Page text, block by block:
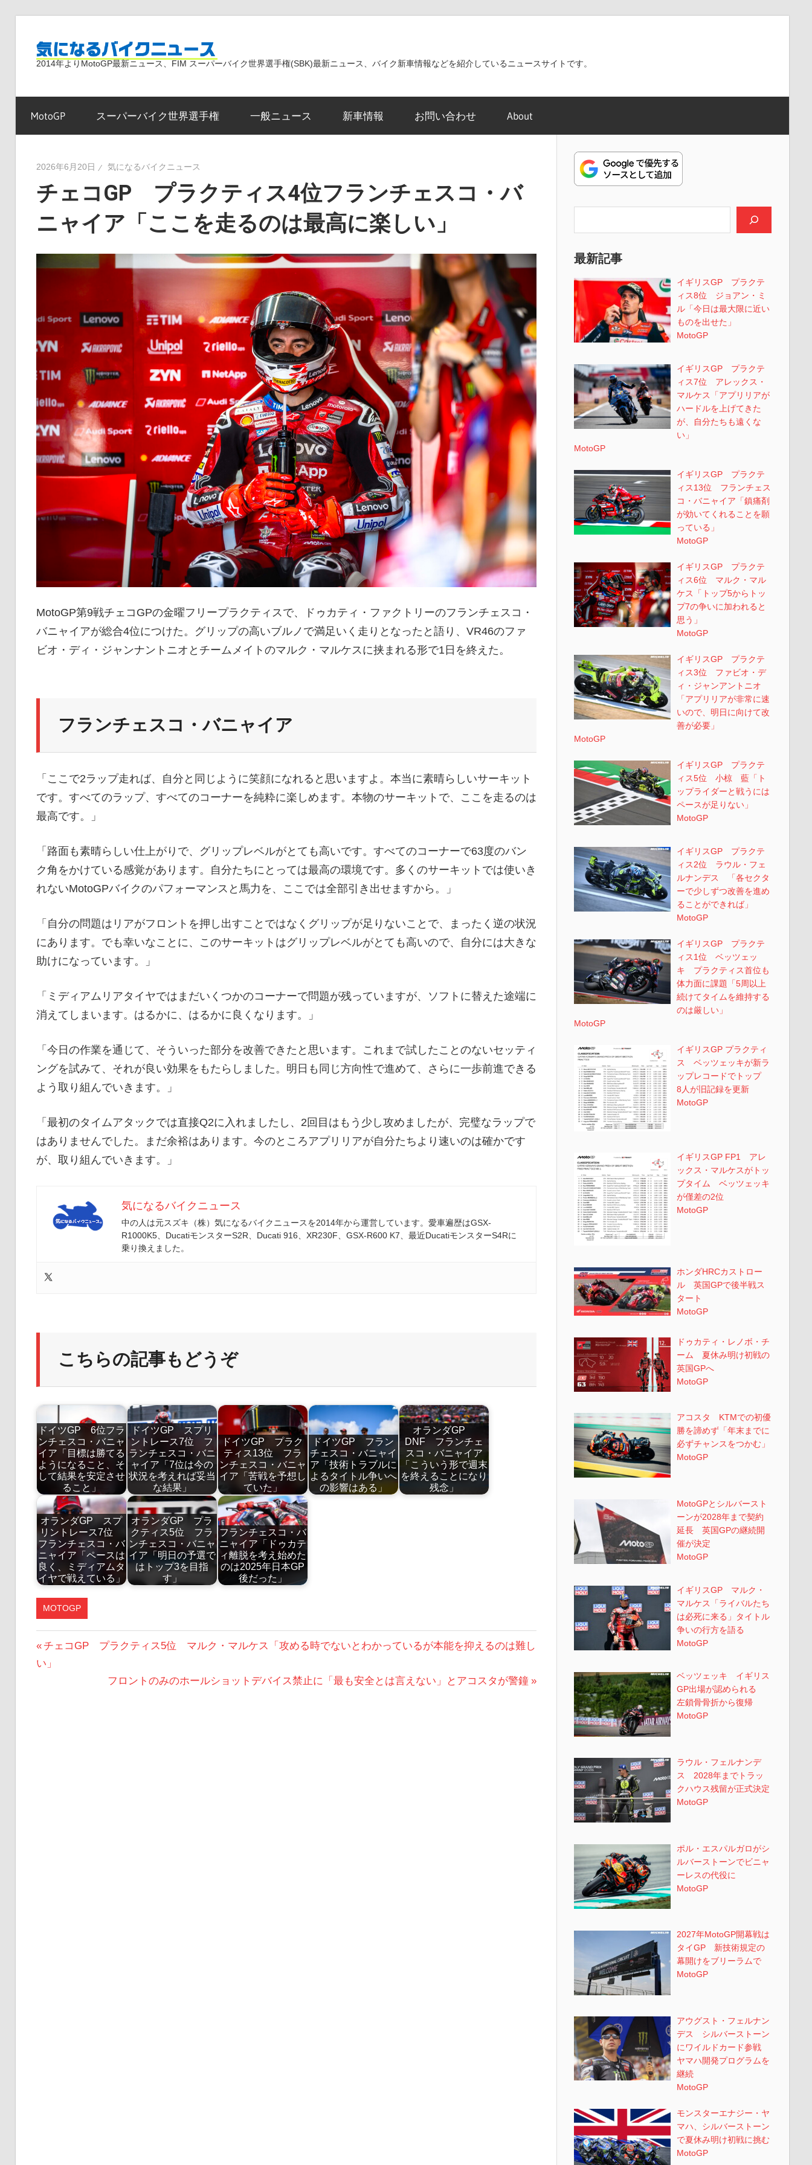
気
に
る
バ
イ
ク
ニ
ュ
ー
ス
2014年よりMotoGP最新ニュース、FIM スーパーバイク世界選手権(SBK)最新ニュース、バイク新車情報などを紹介しているニュースサイトです。
MotoGP スーパーバイク世界選手権 一般ニュース 新車情報 お問い合わせ About
2026年6月20日 気になるバイクニュース
チェコGP プラクティス4位フランチェスコ・バ
ニャイア「ここを走るのは最高に楽しい」
MotoGP第9戦チェコGPの金曜フリープラクティスで、ドゥカティ・ファクトリーのフランチェスコ・
バニャイアが総合4位につけた。グリップの高いブルノで満足いく走りとなったと語り、VR46のファ
ビオ・ディ・ジャンナントニオとチームメイトのマルク・マルケスに挟まれる形で1日を終えた。
フランチェスコ・バニャイア
「ここで2ラップ走れば、自分と同じように笑顔になれると思いますよ。本当に素晴らしいサーキット
です。すべてのラップ、すべてのコーナーを純粋に楽しめます。本物のサーキットで、ここを走るのは
最高です。」
「路面も素晴らしい仕上がりで、グリップレベルがとても高いです。すべてのコーナーで63度のバン
ク角をかけている感覚があります。自分たちにとっては最高の環境です。多くのサーキットでは使いき
れないMotoGPバイクのパフォーマンスと馬力を、ここでは全部引き出せますから。」
「自分の問題はリアがフロントを押し出すことではなくグリップが足りないことで、まったく逆の状況
にあります。でも幸いなことに、このサーキットはグリップレベルがとても高いので、自分には大きな
助けになっています。」
「ミディアムリアタイヤではまだいくつかのコーナーで問題が残っていますが、ソフトに替えた途端に
消えてしまいます。はるかに、はるかに良くなります。」
「今日の作業を通じて、そういった部分を改善できたと思います。これまで試したことのないセッティ
ングを試みて、それが良い効果をもたらしました。明日も同じ方向性で進めて、さらに一歩前進できる
よう取り組んでいきます。」
「最初のタイムアタックでは直接Q2に入れましたし、2回目はもう少し攻めましたが、完璧なラップで
はありませんでした。まだ余裕はあります。今のところアプリリアが自分たちより速いのは確かです
が、取り組んでいきます。」
気になるバイクニュース
中の人は元スズキ（株）気になるバイクニュースを2014年から運営しています。愛車遍歴はGSX-
R1000K5、DucatiモンスターS2R、Ducati 916、XR230F、GSX-R600 K7、最近DucatiモンスターS4Rに
乗り換えました。
こちらの記事もどうぞ
ドイツGP 6位フラ
ンチェスコ・バニャ
イア「目標は勝てる
ようになること、そ
して結果を安定させ
ること」
ドイツGP スプリ
ントレース7位 フ
ランチェスコ・バニ
ャイア「7位は今の
状況を考えれば妥当
な結果」
ドイツGP プラク
ティス13位 フラ
ンチェスコ・バニャ
イア「苦戦を予想し
ていた」
ドイツGP フラン
チェスコ・バニャイ
ア「技術トラブルに
よるタイトル争いへ
の影響はある」
オランダGP
DNF フランチェ
スコ・バニャイア
「こういう形で週末
を終えることになり
残念」
オランダGP スプ
リントレース7位
フランチェスコ・バ
ニャイア「ペースは
良く、ミディアムタ
イヤで戦えている」
オランダGP プラ
クティス5位 フラ
ンチェスコ・バニャ
イア「明日の予選で
はトップ3を目指
す」
フランチェスコ・バ
ニャイア「ドゥカテ
ィ離脱を考え始めた
のは2025年日本GP
後だった」
MOTOGP
ェ
投
稿
前
の
チェコGP プラクティス5位 マルク・マルケス「攻める時でないとわかっているが本能を抑えるのは難し
い」
次
フロントのみのホールショットデバイス禁止に「最も安全とは言えない」とアコスタが警鐘
最新記事
イギリスGP プラクテ
ィス8位 ジョアン・ミ
ル「今日は最大限に近い
ものを出せた」
MotoGP
イギリスGP プラクテ
ィス7位 アレックス・
マルケス「アプリリアが
ハードルを上げてきた
が、自分たちも遠くな
い」
MotoGP
イギリスGP プラクテ
ィス13位 フランチェス
コ・バニャイア「鎮痛剤
が効いてくれることを願
っている」
MotoGP
イギリスGP プラクテ
ィス6位 マルク・マル
ケス「トップ5からトッ
プ7の争いに加われると
思う」
MotoGP
イギリスGP プラクテ
ィス3位 ファビオ・デ
ィ・ジャンアントニオ
「アプリリアが非常に速
いので、明日に向けて改
善が必要」
MotoGP
イギリスGP プラクテ
ィス5位 小椋 藍「ト
ップライダーと戦うには
ペースが足りない」
MotoGP
イギリスGP プラクテ
ィス2位 ラウル・フェ
ルナンデス 「各セクタ
ーで少しずつ改善を進め
ることができれば」
MotoGP
イギリスGP プラクテ
ィス1位 ベッツェッ
キ プラクティス首位も
体力面に課題「5周以上
続けてタイムを維持する
のは厳しい」
MotoGP
イギリスGP プラクティ
ス ベッツェッキが新ラ
ップレコードでトップ
8人が旧記録を更新
MotoGP
イギリスGP FP1 アレ
ックス・マルケスがトッ
プタイム ベッツェッキ
が僅差の2位
MotoGP
ホンダHRCカストロー
ル 英国GPで後半戦ス
タート
MotoGP
ドゥカティ・レノボ・チ
ーム 夏休み明け初戦の
英国GPへ
MotoGP
アコスタ KTMでの初優
勝を諦めず「年末までに
必ずチャンスをつかむ」
MotoGP
MotoGPとシルバースト
ーンが2028年まで契約
延長 英国GPの継続開
催が決定
MotoGP
イギリスGP マルク・
マルケス「ライバルたち
は必死に来る」タイトル
争いの行方を語る
MotoGP
ベッツェッキ イギリス
GP出場が認められる
左鎖骨骨折から復帰
MotoGP
ラウル・フェルナンデ
ス 2028年までトラッ
クハウス残留が正式決定
MotoGP
ポル・エスパルガロがシ
ルバーストーンでビニャ
ーレスの代役に
MotoGP
2027年MotoGP開幕戦は
タイGP 新技術規定の
幕開けをブリーラムで
MotoGP
アウグスト・フェルナン
デス シルバーストーン
にワイルドカード参戦
ヤマハ開発プログラムを
継続
MotoGP
モンスターエナジー・ヤ
マハ、シルバーストーン
で夏休み明け初戦に挑む
MotoGP